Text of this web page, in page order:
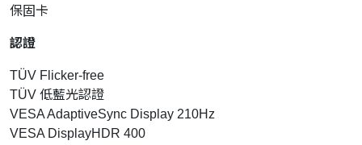
保固卡
認證
TÜV Flicker-free
TÜV 低藍光認證
VESA AdaptiveSync Display 210Hz
VESA DisplayHDR 400